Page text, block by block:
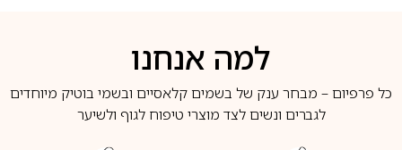
למה אנחנו
כל פרפיום – מבחר ענק של בשמים קלאסיים ובשמי בוטיק מיוחדים
לגברים ונשים לצד מוצרי טיפוח לגוף ולשיער